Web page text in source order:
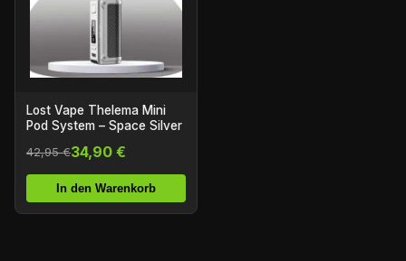
Lost Vape Thelema Mini
Pod System – Space Silver
42,95 €34,90 €
In den Warenkorb